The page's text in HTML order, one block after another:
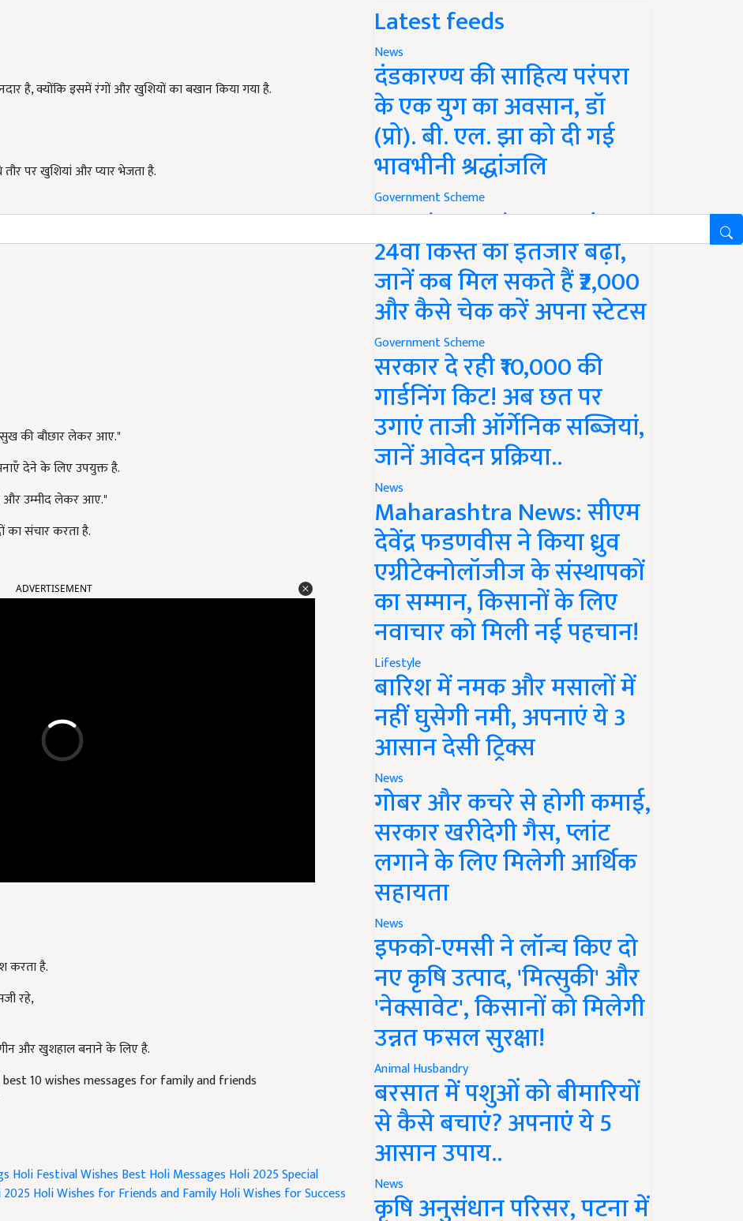
है, क्योंकि इसमें रंगों और खुशियों का बखान किया गया है.
पर खुशियां और प्यार भेजता है.
की बौछार लेकर आए."
देने के लिए उपयुक्त है.
और उम्मीद लेकर आए."
संचार करता है.
ADVERTISEMENT
करता है.
रहे,
और खुशहाल बनाने के लिए है.
10 wishes messages for family and friends
Holi Festival Wishes Best Holi Messages Holi 2025 Special
Holi Wishes for Friends and FamilyHoli Wishes for Success
Latest feeds
News
दंडकारण्य की साहित्य परंपरा
के एक युग का अवसान, डॉ
(प्रो). बी. एल. झा को दी गई
भावभीनी श्रद्धांजलि
Government Scheme
PM Kisan Yojana Update:
24वीं किस्त का इंतजार बढ़ा,
जानें कब मिल सकते हैं ₹2,000
और कैसे चेक करें अपना स्टेटस
Government Scheme
सरकार दे रही ₹10,000 की
गार्डनिंग किट! अब छत पर
उगाएं ताजी ऑर्गेनिक सब्जियां,
जानें आवेदन प्रक्रिया..
News
Maharashtra News: सीएम
देवेंद्र फडणवीस ने किया ध्रुव
एग्रीटेक्नोलॉजीज के संस्थापकों
का सम्मान, किसानों के लिए
नवाचार को मिली नई पहचान!
Lifestyle
बारिश में नमक और मसालों में
नहीं घुसेगी नमी, अपनाएं ये 3
आसान देसी ट्रिक्स
News
गोबर और कचरे से होगी कमाई,
सरकार खरीदेगी गैस, प्लांट
लगाने के लिए मिलेगी आर्थिक
सहायता
News
इफको-एमसी ने लॉन्च किए दो
नए कृषि उत्पाद, 'मित्सुकी' और
'नेक्सावेट', किसानों को मिलेगी
उन्नत फसल सुरक्षा!
Animal Husbandry
बरसात में पशुओं को बीमारियों
से कैसे बचाएं? अपनाएं ये 5
आसान उपाय..
News
कृषि अनुसंधान परिसर, पटना में